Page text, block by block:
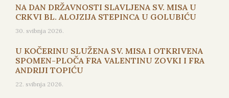
NA DAN DRŽAVNOSTI SLAVLJENA SV. MISA U
CRKVI BL. ALOJZIJA STEPINCA U GOLUBIĆU
30. svibnja 2026.
U KOČERINU SLUŽENA SV. MISA I OTKRIVENA
SPOMEN-PLOČA FRA VALENTINU ZOVKI I FRA
ANDRIJI TOPIĆU
22. svibnja 2026.